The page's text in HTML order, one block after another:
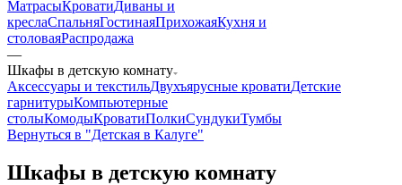
МатрасыКроватиДиваны и
креслаСпальняГостинаяПрихожаяКухня и
столоваяРаспродажа
—
Шкафы в детскую комнату
Аксессуары и текстильДвухъярусные кроватиДетские
гарнитурыКомпьютерные
столыКомодыКроватиПолкиСундукиТумбы
Вернуться в "Детская в Калуге"
Шкафы в детскую комнату